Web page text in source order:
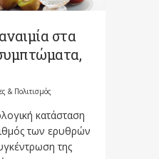
στα
& Πολιτισμός
κατάσταση
των ερυθρών
της